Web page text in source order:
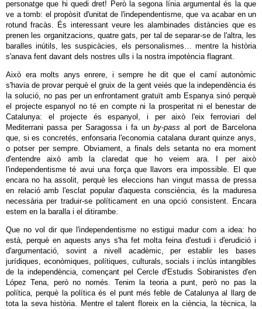
personatge que hi quedi dret! Però la segona línia argumental és la que
ve a tomb: el propòsit d'unitat de l'independentisme, que va acabar en un
rotund fracàs. És interessant veure les alambinades distàncies que es
prenen les organitzacions, quatre gats, per tal de separar-se de l'altra, les
baralles inútils, les suspicàcies, els personalismes… mentre la història
s'anava fent davant dels nostres ulls i la nostra impotència flagrant.
Això era molts anys enrere, i sempre he dit que el camí autonòmic
s'havia de provar perquè el gruix de la gent veiés que la independència és
la solució, no pas per un enfrontament gratuït amb Espanya sinó perquè
el projecte espanyol no té en compte ni la prosperitat ni el benestar de
Catalunya: el projecte és espanyol, i per això l'eix ferroviari del
Mediterrani passa per Saragossa i fa unby-pass al port de Barcelona
que, si es concretés, enfonsaria l'economia catalana durant quinze anys,
o potser per sempre. Obviament, a finals dels setanta no era moment
d'entendre això amb la claredat que ho veiem ara. I per això
l'independentisme té avui una força que llavors era impossible. El que
encara no ha assolit, perquè les eleccions han vingut massa de pressa
en relació amb l'esclat popular d'aquesta consciència, és la maduresa
necessària per traduir-se políticament en una opció consistent. Encara
estem en la baralla i el ditirambe.
Que no vol dir que l'independentisme no estigui madur com a idea: ho
està, perquè en aquests anys s'ha fet molta feina d'estudi i d'erudició i
d'argumentació, sovint a nivell acadèmic, per establir les bases
jurídiques, econòmiques, polítiques, culturals, socials i inclús intangibles
de la independència, començant pel Cercle d'Estudis Sobiranistes d'en
López Tena, però no només. Tenim la teoria a punt, però no pas la
política, perquè la política és el punt més feble de Catalunya al llarg de
tota la seva història. Mentre el talent floreix en la ciència, la tècnica, la